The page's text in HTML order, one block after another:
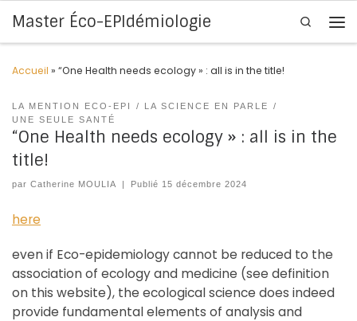
Skip to content
Master Éco-EPIdémiologie
Search
Accueil » “One Health needs ecology » : all is in the title!
LA MENTION ECO-EPI
LA SCIENCE EN PARLE
UNE SEULE SANTÉ
“One Health needs ecology » : all is in the
title!
par Catherine MOULIA | Publié 15 décembre 2024
here
even if Eco-epidemiology cannot be reduced to the
association of ecology and medicine (see definition
on this website), the ecological science does indeed
provide fundamental elements of analysis and